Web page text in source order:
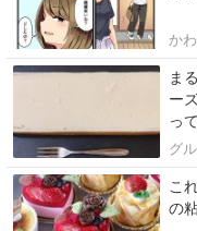
か
ま
ー
っ
グ
こ
の